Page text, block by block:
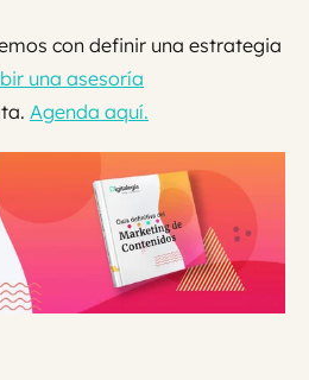
con definir una estrategia
una asesoría
Agenda aquí.